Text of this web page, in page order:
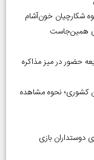
همین‌جاست
حضور در میز مذاکره
کشوری؛ نحوه مشاهده